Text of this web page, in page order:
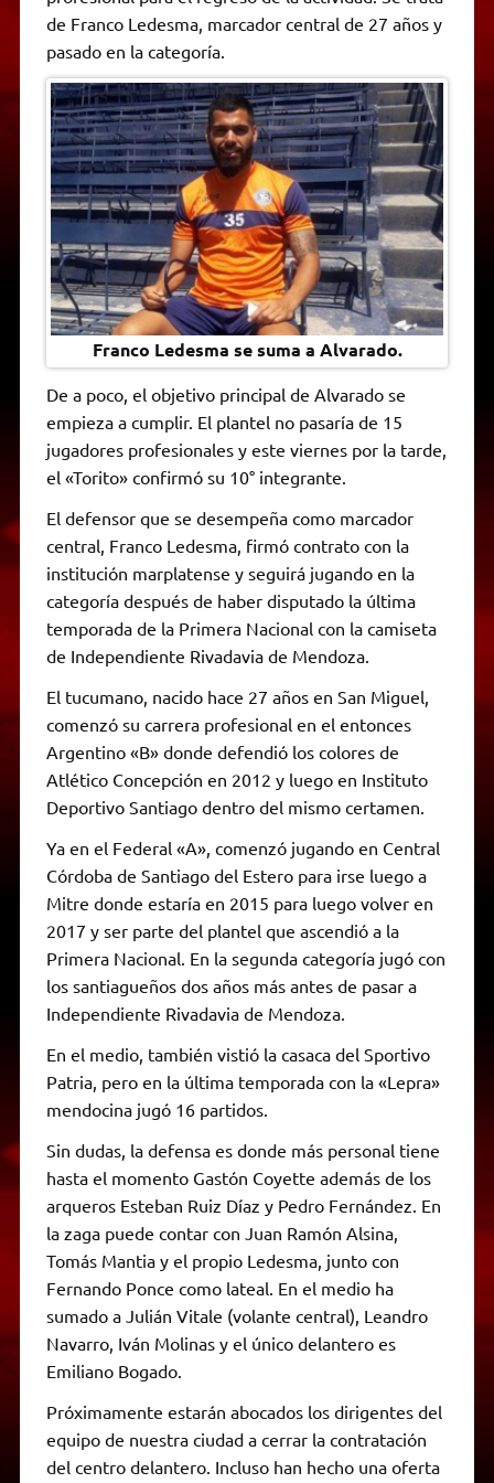
A
p
p
a
m
e
r
o
o
k
g
e
n
k
F
r
n
d
l
y
de Franco Ledesma, marcador central de 27 años y
pasado en la categoría.
Franco Ledesma se suma a Alvarado.
De a poco, el objetivo principal de Alvarado se
empieza a cumplir. El plantel no pasaría de 15
jugadores profesionales y este viernes por la tarde,
el «Torito» confirmó su 10° integrante.
El defensor que se desempeña como marcador
central, Franco Ledesma, firmó contrato con la
institución marplatense y seguirá jugando en la
categoría después de haber disputado la última
temporada de la Primera Nacional con la camiseta
de Independiente Rivadavia de Mendoza.
El tucumano, nacido hace 27 años en San Miguel,
comenzó su carrera profesional en el entonces
Argentino «B» donde defendió los colores de
Atlético Concepción en 2012 y luego en Instituto
Deportivo Santiago dentro del mismo certamen.
Ya en el Federal «A», comenzó jugando en Central
Córdoba de Santiago del Estero para irse luego a
Mitre donde estaría en 2015 para luego volver en
2017 y ser parte del plantel que ascendió a la
Primera Nacional. En la segunda categoría jugó con
los santiagueños dos años más antes de pasar a
Independiente Rivadavia de Mendoza.
En el medio, también vistió la casaca del Sportivo
Patria, pero en la última temporada con la «Lepra»
mendocina jugó 16 partidos.
Sin dudas, la defensa es donde más personal tiene
hasta el momento Gastón Coyette además de los
arqueros Esteban Ruiz Díaz y Pedro Fernández. En
la zaga puede contar con Juan Ramón Alsina,
Tomás Mantia y el propio Ledesma, junto con
Fernando Ponce como lateal. En el medio ha
sumado a Julián Vitale (volante central), Leandro
Navarro, Iván Molinas y el único delantero es
Emiliano Bogado.
Próximamente estarán abocados los dirigentes del
equipo de nuestra ciudad a cerrar la contratación
del centro delantero. Incluso han hecho una oferta